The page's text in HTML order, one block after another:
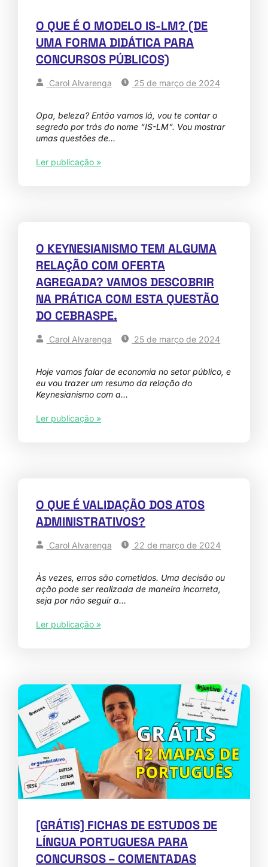
O QUE É O MODELO IS-LM? (DE
UMA FORMA DIDÁTICA PARA
CONCURSOS PÚBLICOS)
Carol Alvarenga 25 de março de 2024
Opa, beleza? Então vamos lá, vou te contar o
segredo por trás do nome “IS-LM”. Vou mostrar
umas questões de…
Ler publicação »
O KEYNESIANISMO TEM ALGUMA
RELAÇÃO COM OFERTA
AGREGADA? VAMOS DESCOBRIR
NA PRÁTICA COM ESTA QUESTÃO
DO CEBRASPE.
Carol Alvarenga 25 de março de 2024
Hoje vamos falar de economia no setor público, e
eu vou trazer um resumo da relação do
Keynesianismo com a…
Ler publicação »
O QUE É VALIDAÇÃO DOS ATOS
ADMINISTRATIVOS?
Carol Alvarenga 22 de março de 2024
Às vezes, erros são cometidos. Uma decisão ou
ação pode ser realizada de maneira incorreta,
seja por não seguir a…
Ler publicação »
[GRÁTIS] FICHAS DE ESTUDOS DE
LÍNGUA PORTUGUESA PARA
CONCURSOS – COMENTADAS